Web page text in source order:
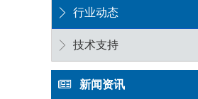
8.0
行业动态
技术支持
新闻资讯